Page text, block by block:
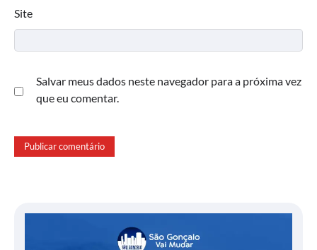
Site
Salvar meus dados neste navegador para a próxima vez
que eu comentar.